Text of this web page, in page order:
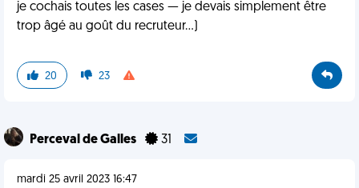
je cochais toutes les cases — je devais simplement être
trop âgé au goût du recruteur…)
20 23
Perceval de Galles 31
mardi 25 avril 2023 16:47